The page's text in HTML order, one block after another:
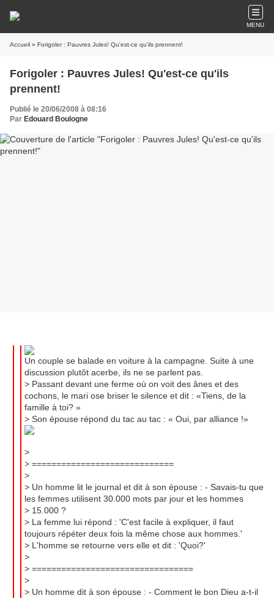
MENU
Accueil » Forigoler : Pauvres Jules! Qu'est-ce qu'ils prennent!
Forigoler : Pauvres Jules! Qu'est-ce qu'ils
prennent!
Publié le 20/06/2008 à 08:16
Par Edouard Boulogne
Un couple se balade en voiture à la campagne. Suite à une
discussion plutôt acerbe, ils ne se parlent pas.
> Passant devant une ferme où on voit des ânes et des
cochons, le mari ose briser le silence et dit : «Tiens, de la
famille à toi? »
> Son épouse répond du tac au tac : « Oui, par alliance !»
>
> =============================
>
> Un homme lit le journal et dit à son épouse : - Savais-tu que
les femmes utilisent 30.000 mots par jour et les hommes
> 15.000 ?
> La femme lui répond : 'C'est facile à expliquer, il faut
toujours répéter deux fois la même chose aux hommes.'
> L'homme se retourne vers elle et dit : 'Quoi?'
>
> =================================
>
> Un homme dit à son épouse : - Comment le bon Dieu a-t-il